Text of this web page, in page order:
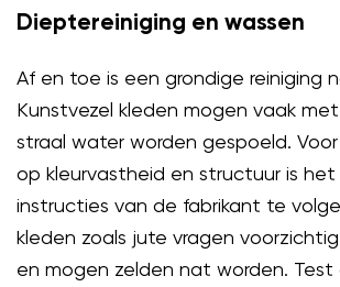
Dieptereiniging en wassen
Af en toe is een grondige reiniging
Kunstvezel kleden mogen vaak
straal water worden gespoeld.
op kleurvastheid en structuur is
instructies van de fabrikant te
kleden zoals jute vragen
en mogen zelden nat worden.